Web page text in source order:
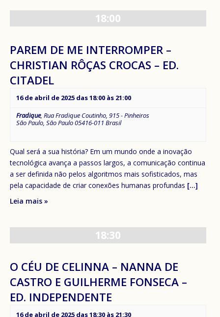
18:00
PAREM DE ME INTERROMPER –
CHRISTIAN RÔÇAS CROCAS – ED.
CITADEL
16 de abril de 2025 das 18:00 às 21:00
Fradique, Rua Fradique Coutinho, 915 - Pinheiros
São Paulo, São Paulo05416-011 Brasil
Qual será a sua história? Em um mundo onde a inovação
tecnológica avança a passos largos, a comunicação continua
a ser definida não pelos algoritmos mais sofisticados, mas
pela capacidade de criar conexões humanas profundas [...]
Leia mais »
18:30
O CÉU DE CELINNA – NANNA DE
CASTRO E GUILHERME FONSECA –
ED. INDEPENDENTE
16 de abril de 2025 das 18:30 às 21:30